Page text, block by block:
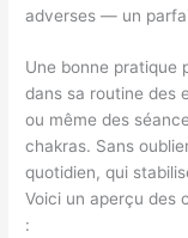
adverses — un
Une bonne pratique
dans sa routine des
ou même des
chakras. Sans
quotidien, qui
Voici un aperçu des
: